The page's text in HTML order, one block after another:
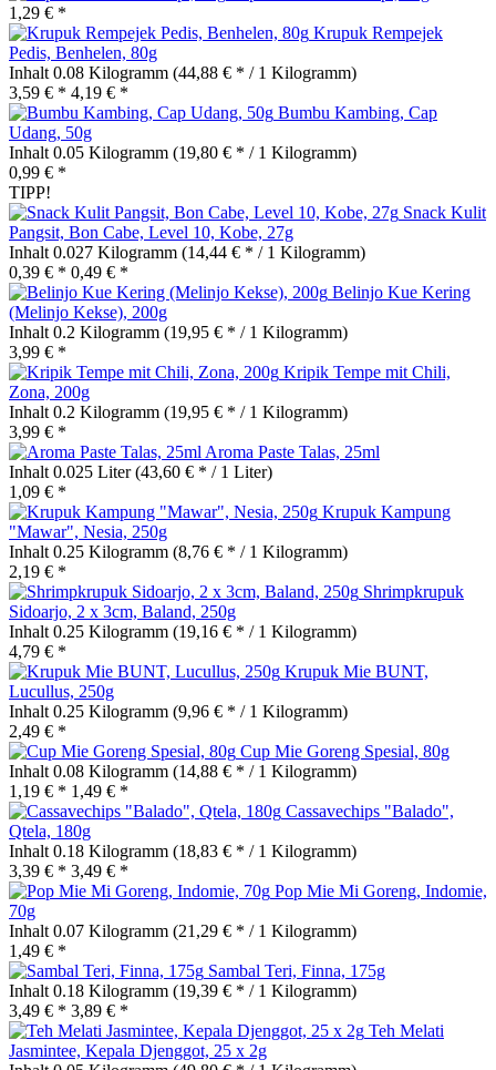
1,29 € *
Krupuk Rempejek
Pedis, Benhelen, 80g
Inhalt 0.08 Kilogramm (44,88 € * / 1 Kilogramm)
3,59 € * 4,19 € *
Bumbu Kambing, Cap
Udang, 50g
Inhalt 0.05 Kilogramm (19,80 € * / 1 Kilogramm)
0,99 € *
TIPP!
Snack Kulit
Pangsit, Bon Cabe, Level 10, Kobe, 27g
Inhalt 0.027 Kilogramm (14,44 € * / 1 Kilogramm)
0,39 € * 0,49 € *
Belinjo Kue Kering
(Melinjo Kekse), 200g
Inhalt 0.2 Kilogramm (19,95 € * / 1 Kilogramm)
3,99 € *
Kripik Tempe mit Chili,
Zona, 200g
Inhalt 0.2 Kilogramm (19,95 € * / 1 Kilogramm)
3,99 € *
Aroma Paste Talas, 25ml
Inhalt 0.025 Liter(43,60 € * / 1 Liter)
1,09 € *
Krupuk Kampung
"Mawar", Nesia, 250g
Inhalt 0.25 Kilogramm (8,76 € * / 1 Kilogramm)
2,19 € *
Shrimpkrupuk
Sidoarjo, 2 x 3cm, Baland, 250g
Inhalt 0.25 Kilogramm (19,16 € * / 1 Kilogramm)
4,79 € *
Krupuk Mie BUNT,
Lucullus, 250g
Inhalt 0.25 Kilogramm (9,96 € * / 1 Kilogramm)
2,49 € *
Cup Mie Goreng Spesial, 80g
Inhalt 0.08 Kilogramm (14,88 € * / 1 Kilogramm)
1,19 € * 1,49 € *
Cassavechips "Balado",
Qtela, 180g
Inhalt 0.18 Kilogramm (18,83 € * / 1 Kilogramm)
3,39 € * 3,49 € *
Pop Mie Mi Goreng, Indomie,
70g
Inhalt 0.07 Kilogramm (21,29 € * / 1 Kilogramm)
1,49 € *
Sambal Teri, Finna, 175g
Inhalt 0.18 Kilogramm (19,39 € * / 1 Kilogramm)
3,49 € * 3,89 € *
Teh Melati
Jasmintee, Kepala Djenggot, 25 x 2g